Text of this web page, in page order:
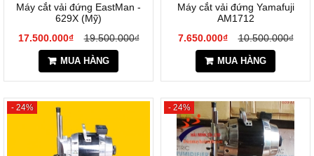
Máy cắt vải đứng EastMan -
629X (Mỹ)
17.500.000₫
19.500.000₫
MUA HÀNG
Máy cắt vải đứng Yamafuji
AM1712
7.650.000₫
10.500.000₫
MUA HÀNG
- 24% - 24%